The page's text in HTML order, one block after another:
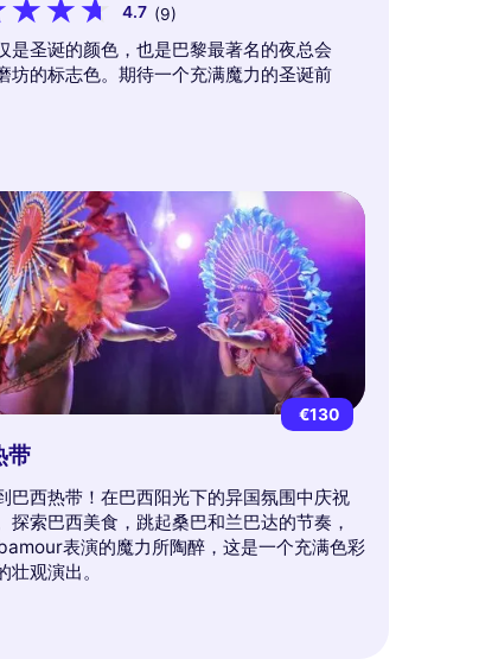
4.7 (9)
是圣诞的颜色，也是巴黎最著名的夜总会
的标志色。期待一个充满魔力的圣诞前
€130
带
巴西热带！在巴西阳光下的异国氛围中庆祝
探索巴西美食，跳起桑巴和兰巴达的节奏，
表演的魔力所陶醉，这是一个充满色彩
壮观演出。